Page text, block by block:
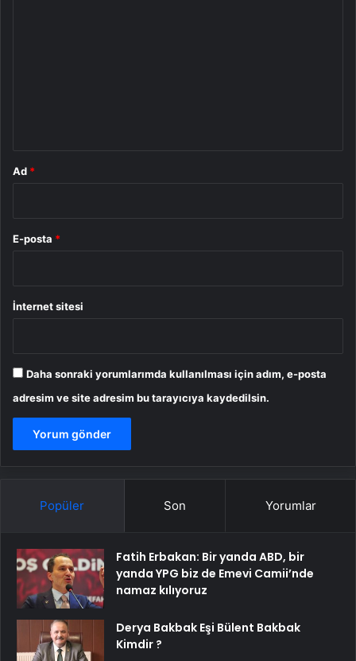
Ad *
E-posta *
İnternet sitesi
Daha sonraki yorumlarımda kullanılması için adım, e-posta
adresim ve site adresim bu tarayıcıya kaydedilsin.
Popüler Son Yorumlar
Fatih Erbakan: Bir yanda ABD, bir
yanda YPG biz de Emevi Camii’nde
namaz kılıyoruz
Derya Bakbak Eşi Bülent Bakbak
Kimdir ?